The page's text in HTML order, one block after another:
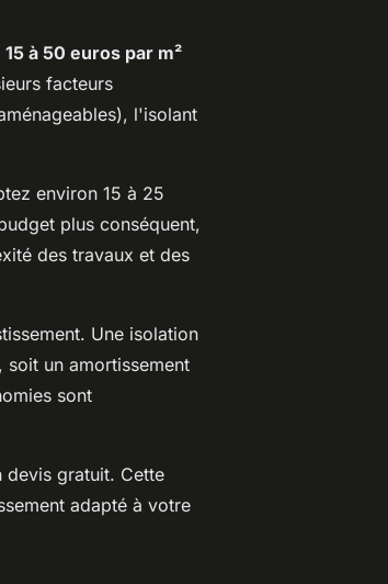
15 à 50 euros par m²
facteurs
l'isolant
environ 15 à 25
plus conséquent,
des travaux et des
Une isolation
un amortissement
sont
devis gratuit. Cette
adapté à votre